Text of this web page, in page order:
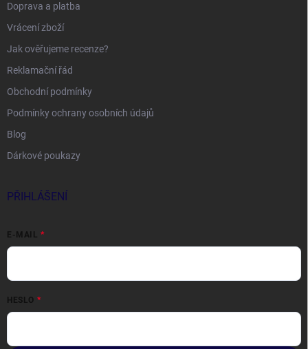
Doprava a platba
Vrácení zboží
Jak ověřujeme recenze?
Reklamační řád
Obchodní podmínky
Podmínky ochrany osobních údajů
Blog
Dárkové poukazy
PŘIHLÁŠENÍ
E-MAIL
HESLO